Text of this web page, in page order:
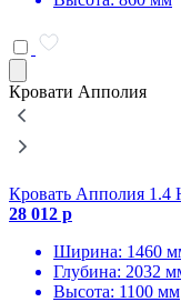
Кровати Апполия
Кровать Апполия 1.4
28 012 р
Ширина: 1460
Глубина: 2032
Высота: 1100 мм